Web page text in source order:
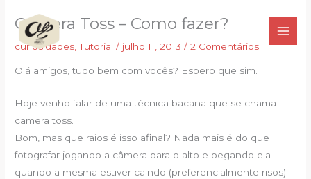
paraCamera Toss – Como fazer?
curiosidades ,Tutorial / julho 11, 2013/2 Comentários
Olá amigos, tudo bem com vocês? Espero que sim.
Hoje venho falar de uma técnica bacana que se chama
camera toss.
Bom, mas que raios é isso afinal? Nada mais é do que
fotografar jogando a câmera para o alto e pegando ela
quando a mesma estiver caindo (preferencialmente risos).